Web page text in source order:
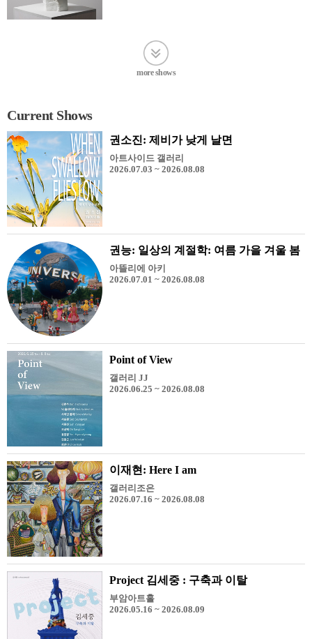
more shows
Current Shows
권소진: 제비가 낮게 날면
아트사이드 갤러리
2026.07.03 ~ 2026.08.08
권능: 일상의 계절학: 여름 가을 겨울 봄
아뜰리에 아키
2026.07.01 ~ 2026.08.08
Point of View
갤러리 JJ
2026.06.25 ~ 2026.08.08
이재현: Here I am
갤러리조은
2026.07.16 ~ 2026.08.08
Project 김세중 : 구축과 이탈
부암아트홀
2026.05.16 ~ 2026.08.09